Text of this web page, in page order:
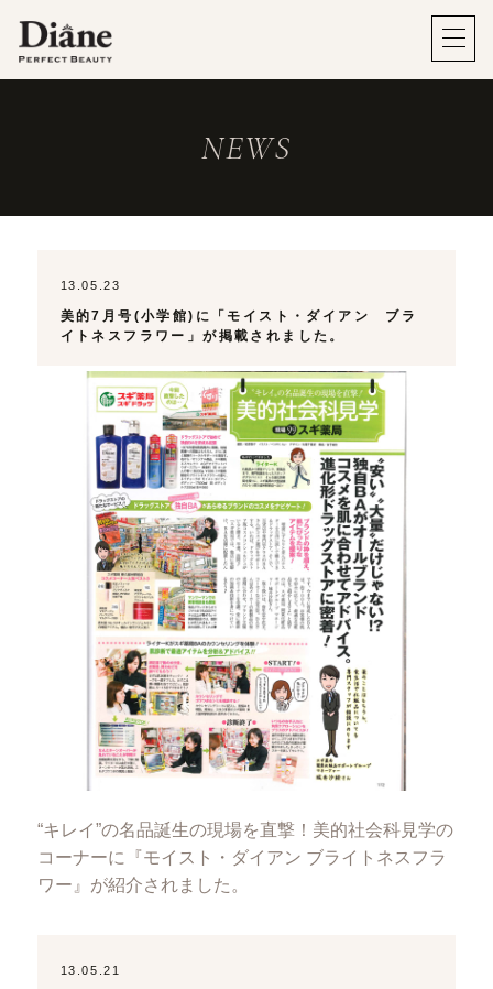
NEWS
13.05.23
美的7月号(小学館)に「モイスト・ダイアン ブラ
イトネスフラワー」が掲載されました。
“キレイ”の名品誕生の現場を直撃！美的社会科見学の
コーナーに『モイスト・ダイアン ブライトネスフラ
ワー』が紹介されました。
13.05.21